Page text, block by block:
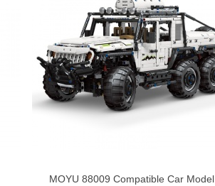
Ajouter Au Panier
MOYU 88009 Compatible Car Model